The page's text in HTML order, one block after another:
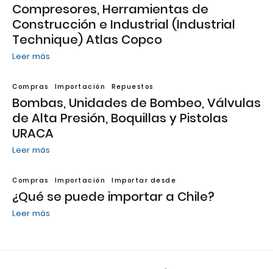
Compresores, Herramientas de
Construcción e Industrial (Industrial
Technique) Atlas Copco
Leer más
Compras Importación Repuestos
Bombas, Unidades de Bombeo, Válvulas
de Alta Presión, Boquillas y Pistolas
URACA
Leer más
Compras Importación Importar desde
¿Qué se puede importar a Chile?
Leer más